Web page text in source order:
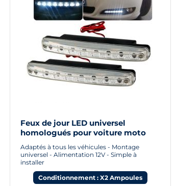
Feux de jour LED universel
homologués pour voiture moto
quad
Adaptés à tous les véhicules - Montage
universel - Alimentation 12V - Simple à
installer
Conditionnement : X2 Ampoules